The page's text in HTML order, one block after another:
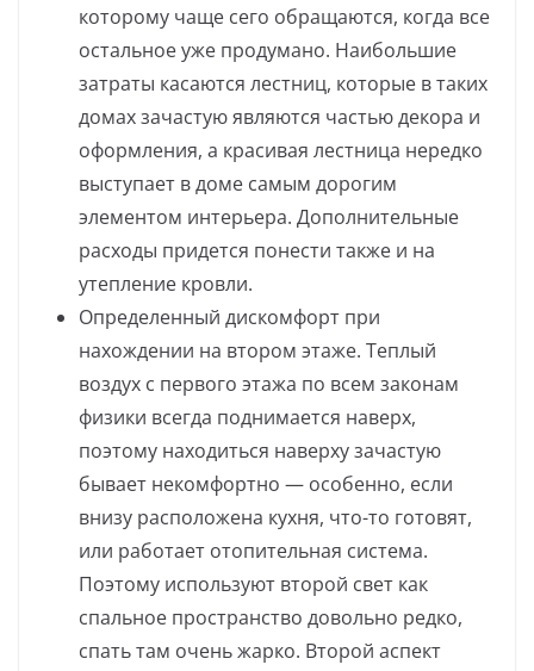
которому чаще сего обращаются, когда все
остальное уже продумано. Наибольшие
затраты касаются лестниц, которые в таких
домах зачастую являются частью декора и
оформления, а красивая лестница нередко
выступает в доме самым дорогим
элементом интерьера. Дополнительные
расходы придется понести также и на
утепление кровли.
Определенный дискомфорт при
нахождении на втором этаже. Теплый
воздух с первого этажа по всем законам
физики всегда поднимается наверх,
поэтому находиться наверху зачастую
бывает некомфортно — особенно, если
внизу расположена кухня, что-то готовят,
или работает отопительная система.
Поэтому используют второй свет как
спальное пространство довольно редко,
спать там очень жарко. Второй аспект